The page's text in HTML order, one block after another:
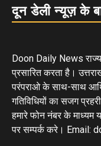
दून डेली न्यूज़ के
Doon Daily News
प्रसारित करता है।
परंपराओ के साथ-साथ
गतिविधियों का सजग
हमारे फोन नंबर के
पर सम्पर्क करे। Email: